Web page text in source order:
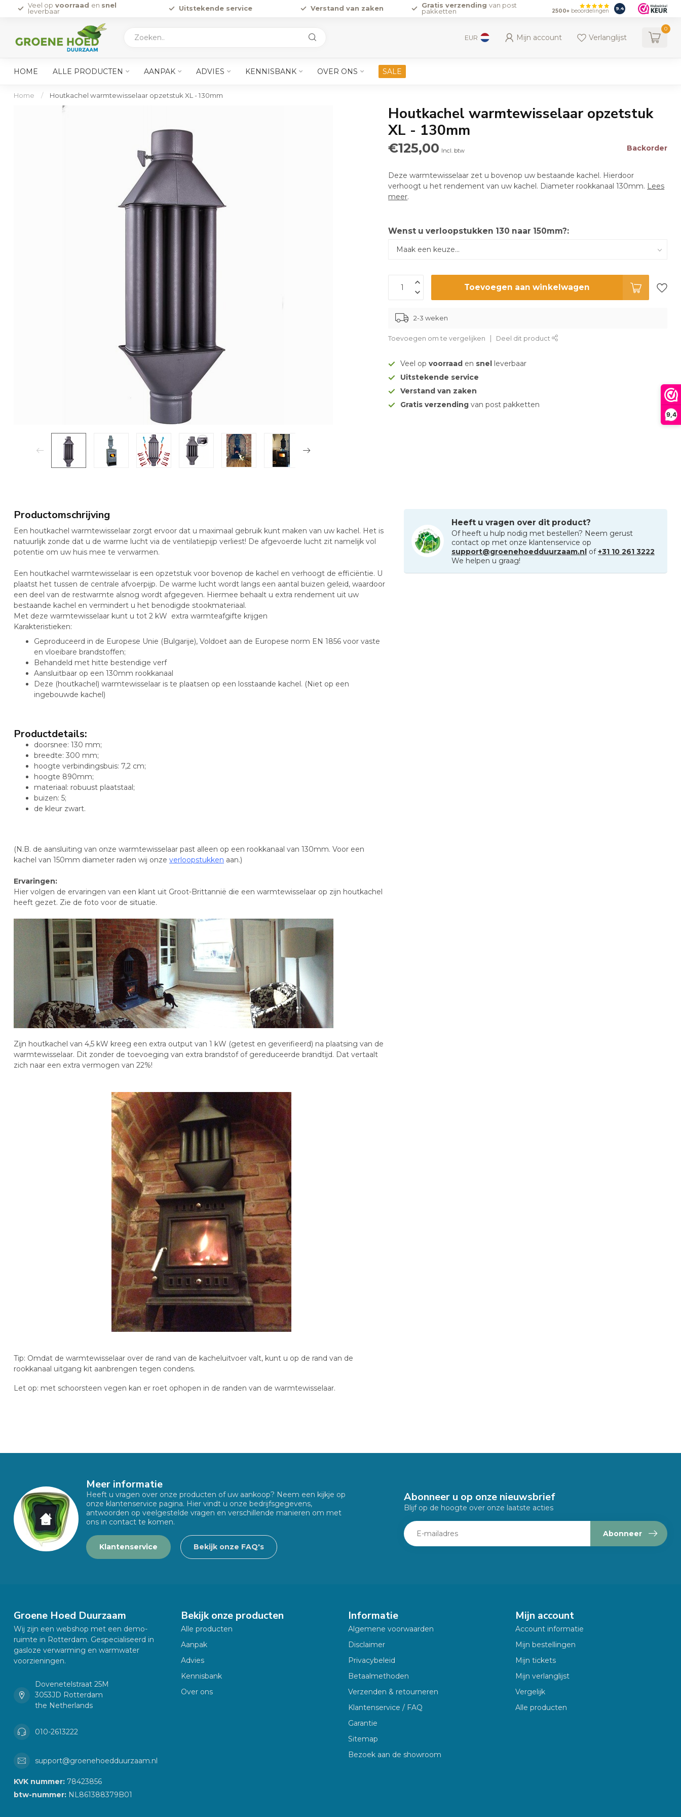
9,4
Veel op voorraad en snel
leverbaar
Uitstekende service Verstand van zaken Gratis verzending van post
pakketten
2500+ beoordelingen 9.4
EUR Mijn account Verlanglijst
0
HOME ALLE PRODUCTEN AANPAK ADVIES KENNISBANK OVER ONS SALE
Home / Houtkachel warmtewisselaar opzetstuk XL - 130mm
Houtkachel warmtewisselaar opzetstuk
XL - 130mm
€125,00 Incl. btw Backorder
Deze warmtewisselaar zet u bovenop uw bestaande kachel. Hierdoor
verhoogt u het rendement van uw kachel. Diameter rookkanaal 130mm. Lees
meer.
Wenst u verloopstukken 130 naar 150mm?:
Toevoegen aan winkelwagen
2-3 weken
Toevoegen om te vergelijken Deel dit product
Veel op voorraad en snel leverbaar
Uitstekende service
Verstand van zaken
Gratis verzendingvan post pakketten
Productomschrijving
Een houtkachel warmtewisselaar zorgt ervoor dat u maximaal gebruik kunt maken van uw kachel. Het is
natuurlijk zonde dat u de warme lucht via de ventilatiepijp verliest! De afgevoerde lucht zit namelijk vol
potentie om uw huis mee te verwarmen.
Een houtkachel warmtewisselaar is een opzetstuk voor bovenop de kachel en verhoogt de efficiëntie. U
plaatst het tussen de centrale afvoerpijp. De warme lucht wordt langs een aantal buizen geleid, waardoor
een deel van de restwarmte alsnog wordt afgegeven. Hiermee behaalt u extra rendement uit uw
bestaande kachel en vermindert u het benodigde stookmateriaal.
Met deze warmtewisselaar kunt u tot 2 kW extra warmteafgifte krijgen
Karakteristieken:
Geproduceerd in de Europese Unie (Bulgarije), Voldoet aan de Europese norm EN 1856 voor vaste
en vloeibare brandstoffen;
Behandeld met hitte bestendige verf
Aansluitbaar op een 130mm rookkanaal
Deze (houtkachel) warmtewisselaar is te plaatsen op een losstaande kachel. (Niet op een
ingebouwde kachel)
Productdetails:
doorsnee: 130 mm;
breedte: 300 mm;
hoogte verbindingsbuis: 7,2 cm;
hoogte 890mm;
materiaal: robuust plaatstaal;
buizen: 5;
de kleur zwart.
(N.B. de aansluiting van onze warmtewisselaar past alleen op een rookkanaal van 130mm. Voor een
kachel van 150mm diameter raden wij onze verloopstukken aan.)
Ervaringen:
Hier volgen de ervaringen van een klant uit Groot-Brittannië die een warmtewisselaar op zijn houtkachel
heeft gezet. Zie de foto voor de situatie.
Zijn houtkachel van 4,5 kW kreeg een extra output van 1 kW (getest en geverifieerd) na plaatsing van de
warmtewisselaar. Dit zonder de toevoeging van extra brandstof of gereduceerde brandtijd. Dat vertaalt
zich naar een extra vermogen van 22%!
Tip: Omdat de warmtewisselaar over de rand van de kacheluitvoer valt, kunt u op de rand van de
rookkanaal uitgang kit aanbrengen tegen condens.
Let op: met schoorsteen vegen kan er roet ophopen in de randen van de warmtewisselaar.
Heeft u vragen over dit product?
Of heeft u hulp nodig met bestellen? Neem gerust
contact op met onze klantenservice op
support@groenehoedduurzaam.nl of+31 10 261 3222
We helpen u graag!
Meer informatie
Heeft u vragen over onze producten of uw aankoop? Neem een kijkje op
onze klantenservice pagina. Hier vindt u onze bedrijfsgegevens,
antwoorden op veelgestelde vragen en verschillende manieren om met
ons in contact te komen.
Klantenservice Bekijk onze FAQ's
Abonneer u op onze nieuwsbrief
Blijf op de hoogte over onze laatste acties
Abonneer
Groene Hoed Duurzaam
Wij zijn een webshop met een demo-
ruimte in Rotterdam. Gespecialiseerd in
gasloze verwarming en warmwater
voorzieningen.
Dovenetelstraat 25M
3053JD Rotterdam
the Netherlands
010-2613222
support@groenehoedduurzaam.nl
KVK nummer: 78423856
btw-nummer: NL861388379B01
Bekijk onze producten
Alle producten
Aanpak
Advies
Kennisbank
Over ons
Informatie
Algemene voorwaarden
Disclaimer
Privacybeleid
Betaalmethoden
Verzenden & retourneren
Klantenservice / FAQ
Garantie
Sitemap
Bezoek aan de showroom
Mijn account
Account informatie
Mijn bestellingen
Mijn tickets
Mijn verlanglijst
Vergelijk
Alle producten